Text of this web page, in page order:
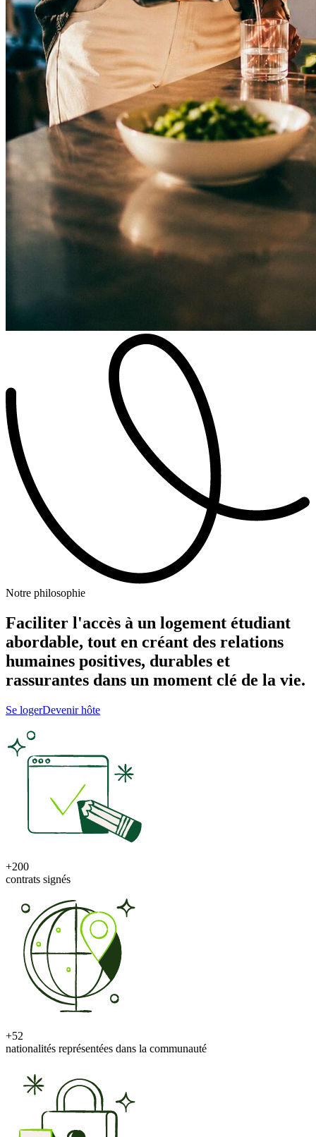
Notre philosophie
Faciliter l'accès à un logement étudiant
abordable, tout en créant des relations
humaines positives, durables et
rassurantes dans un moment clé de la vie.
Se logerDevenir hôte
+200
contrats signés
+52
nationalités représentées dans la communauté